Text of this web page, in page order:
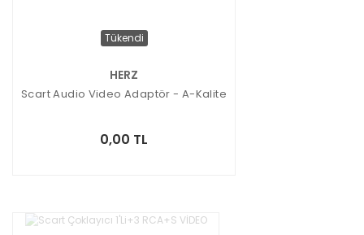
Tükendi
HERZ
Scart Audio Video Adaptör - A-Kalite
0,00 TL